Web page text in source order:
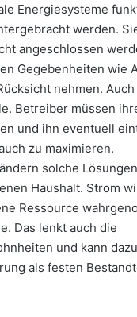
Energiesysteme
werden.
angeschlossen
Gegebenheiten wie
nehmen.
Betreiber müssen
und ihn eventuell
zu maximieren.
solche
Haushalt. Strom
Ressource
Das lenkt auch die
und kann
als festen